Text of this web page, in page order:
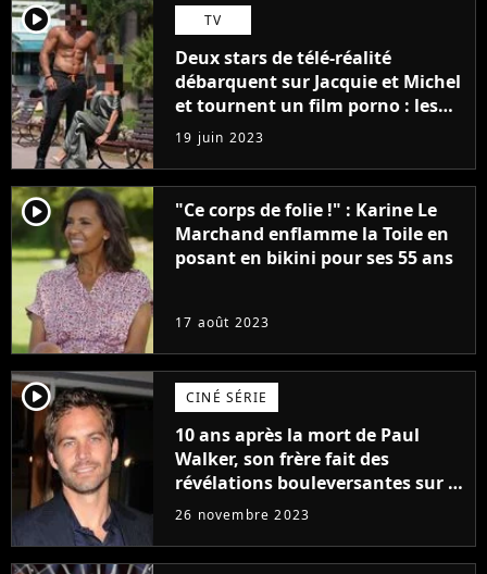
player2 TV
Deux stars de télé-réalité
débarquent sur Jacquie et Michel
et tournent un film porno : les
premières images du tournage
(exclu)
19 juin 2023
player2
"Ce corps de folie !" : Karine Le
Marchand enflamme la Toile en
posant en bikini pour ses 55 ans
17 août 2023
player2 CINÉ SÉRIE
10 ans après la mort de Paul
Walker, son frère fait des
révélations bouleversantes sur la
réaction des acteurs de Fast and
26 novembre 2023